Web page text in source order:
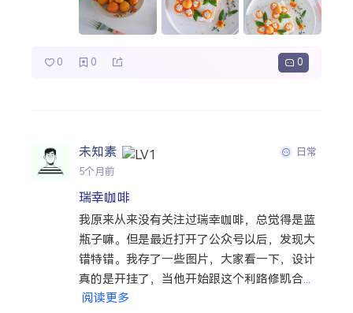
0 0 0
未知素
日常
5个月前
瑞幸咖啡
我原来从来没有关注过瑞幸咖啡，总觉得是蓝
瓶子嘛。但是最近打开了公众号以后，发现大
错特错。我存了一些图片，大家看一下，设计
真的是开挂了，当他开始跟这个利路修凯合
阅读更多